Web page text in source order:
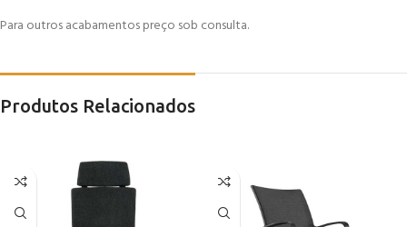
Para outros acabamentos preço sob consulta.
Produtos Relacionados